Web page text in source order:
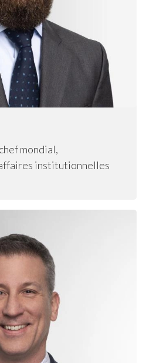
mondial,
institutionnelles